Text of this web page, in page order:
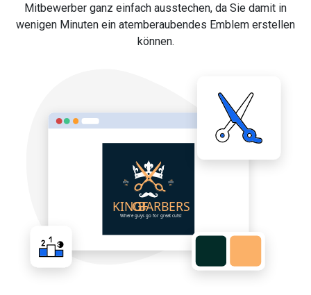
Mitbewerber ganz einfach ausstechen, da Sie damit in
wenigen Minuten ein atemberaubendes Emblem erstellen
können.